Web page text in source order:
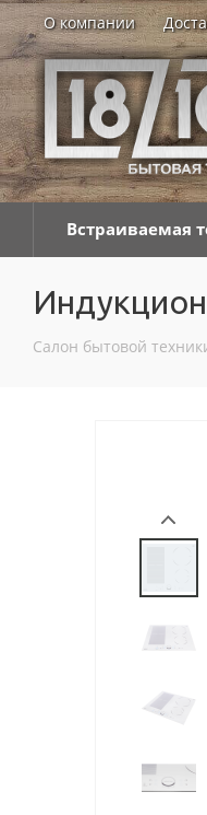
О компании
Встраиваемая
Салон бытовой